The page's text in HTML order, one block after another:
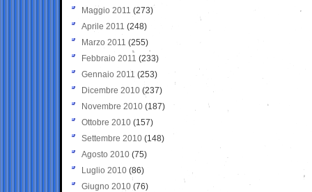
Maggio 2011 (273)
Aprile 2011 (248)
Marzo 2011 (255)
Febbraio 2011 (233)
Gennaio 2011 (253)
Dicembre 2010 (237)
Novembre 2010 (187)
Ottobre 2010 (157)
Settembre 2010 (148)
Agosto 2010 (75)
Luglio 2010 (86)
Giugno 2010 (76)